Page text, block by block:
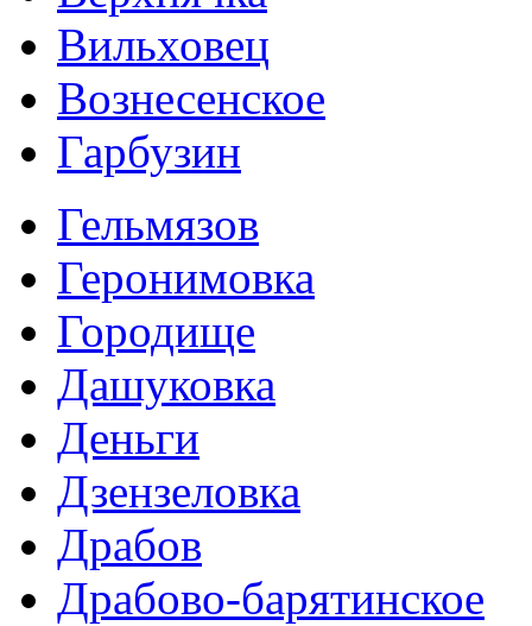
Вильховец
Вознесенское
Гарбузин
Гельмязов
Геронимовка
Городище
Дашуковка
Деньги
Дзензеловка
Драбов
Драбово-барятинское